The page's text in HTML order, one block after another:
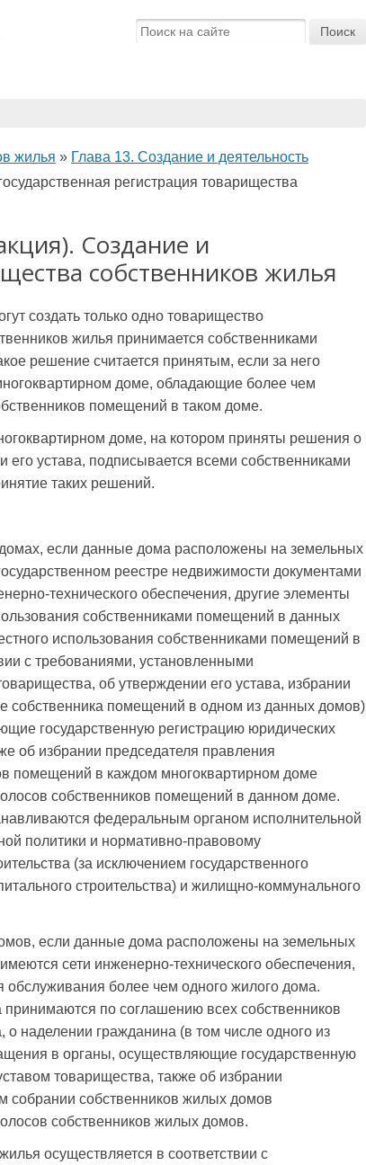
жилья » Глава 13. Создание и деятельность
регистрация товарищества
Создание и
собственников жилья
создать только одно товарищество
жилья принимается собственниками
решение считается принятым, если за него
доме, обладающие более чем
помещений в таком доме.
доме, на котором приняты решения о
устава, подписывается всеми собственниками
таких решений.
если данные дома расположены на земельных
реестре недвижимости документами
технического обеспечения, другие элементы
собственниками помещений в данных
использования собственниками помещений в
с требованиями, установленными
об утверждении его устава, избрании
собственника помещений в одном из данных домов)
государственную регистрацию юридических
об избрании председателя правления
помещений в каждом многоквартирном доме
собственников помещений в данном доме.
федеральным органом исполнительной
политики и нормативно-правовому
(за исключением государственного
строительства) и жилищно-коммунального
если данные дома расположены на земельных
сети инженерно-технического обеспечения,
более чем одного жилого дома.
по соглашению всех собственников
наделении гражданина (в том числе одного из
в органы, осуществляющие государственную
товарищества, также об избрании
собрании собственников жилых домов
собственников жилых домов.
осуществляется в соответствии с